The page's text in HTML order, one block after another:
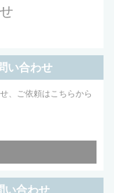
い合わせ
、ご依頼はこちらから
い合わせ